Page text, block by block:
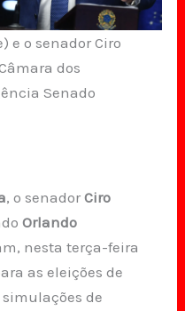
e o senador Ciro
dos
Senado
, o senadorCiro
Orlando
nesta terça-feira
as eleições de
de